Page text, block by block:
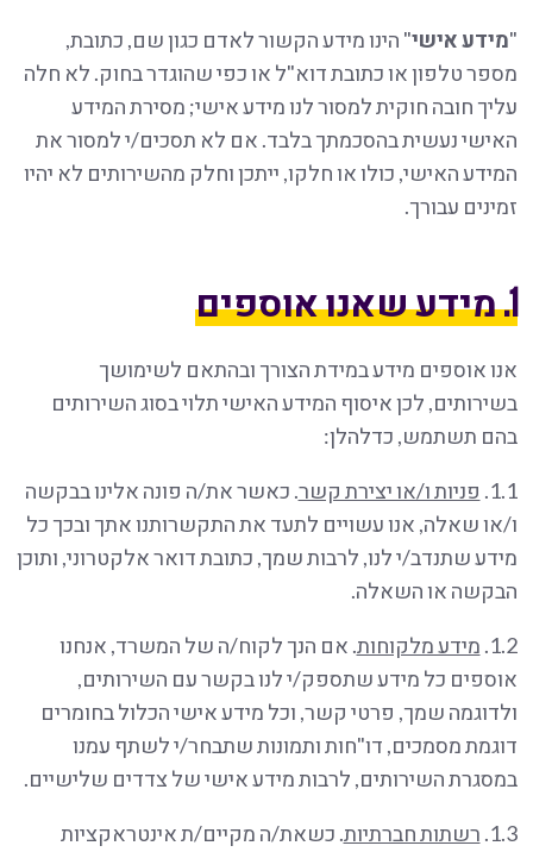
"מידעאישי" הינו מידע הקשור לאדם כגון שם, כתובת,
מספר טלפון או כתובת דוא"ל או כפי שהוגדר בחוק. לא חלה
עליך חובה חוקית למסור לנו מידע אישי; מסירת המידע
האישי נעשית בהסכמתך בלבד. אם לא תסכים/י למסור את
המידע האישי, כולו או חלקו, ייתכן וחלק מהשירותים לא יהיו
זמינים עבורך.
1. מידע שאנו אוספים
אנו אוספים מידע במידת הצורך ובהתאם לשימושך
בשירותים, לכן איסוף המידע האישי תלוי בסוג השירותים
בהם תשתמש, כדלהלן:
1.1. פניות ו/או יצירת קשר. כאשר את/ה פונה אלינו בבקשה
ו/או שאלה, אנו עשויים לתעד את התקשרותנו אתך ובכך כל
מידע שתנדב/י לנו, לרבות שמך, כתובת דואר אלקטרוני, ותוכן
הבקשה או השאלה.
1.2. מידע מלקוחות. אם הנך לקוח/ה של המשרד, אנחנו
אוספים כל מידע שתספק/י לנו בקשר עם השירותים,
ולדוגמה שמך, פרטי קשר, וכל מידע אישי הכלול בחומרים
דוגמת מסמכים, דו"חות ותמונות שתבחר/י לשתף עמנו
במסגרת השירותים, לרבות מידע אישי של צדדים שלישיים.
1.3. רשתות חברתיות. כשאת/ה מקיים/ת אינטראקציות